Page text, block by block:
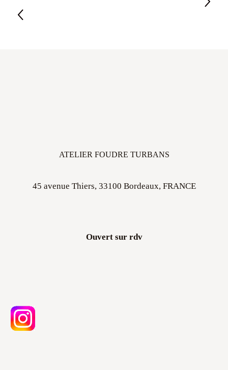
ATELIER FOUDRE TURBANS
45 avenue Thiers, 33100 Bordeaux, FRANCE
Ouvert sur rdv